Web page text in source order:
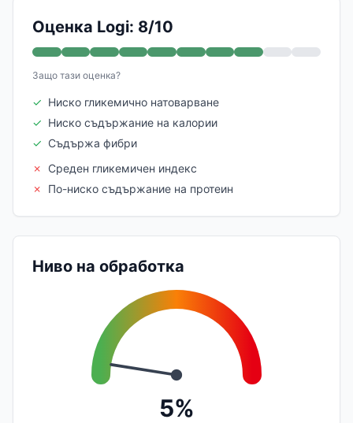
Оценка Logi: 8/10
Защо тази оценка?
✓ Ниско гликемично натоварване
✓ Ниско съдържание на калории
✓ Съдържа фибри
✗
Среден гликемичен индекс
✗
По-ниско съдържание на протеин
Ниво на обработка
5%